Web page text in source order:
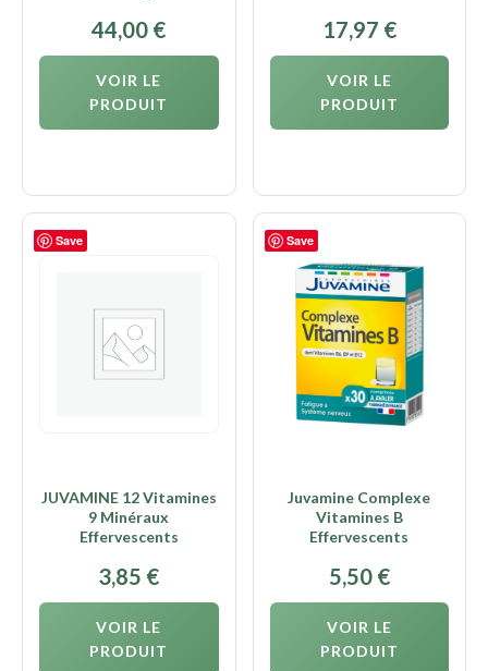
44,00 €
VOIR LE
PRODUIT
17,97 €
VOIR LE
PRODUIT
Save
JUVAMINE 12 Vitamines
9 Minéraux
Effervescents
3,85 €
VOIR LE
PRODUIT
Save
Juvamine Complexe
Vitamines B
Effervescents
5,50 €
VOIR LE
PRODUIT